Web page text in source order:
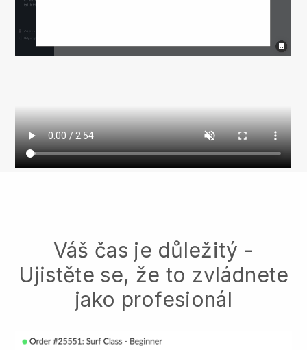
Váš čas je důležitý -
Ujistěte se, že to zvládnete
jako profesionál